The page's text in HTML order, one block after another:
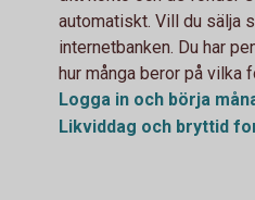
automatiskt. Vill du sälja
internetbanken. Du har
hur många beror på vilka
Logga in och börja
Likviddag och bryttid